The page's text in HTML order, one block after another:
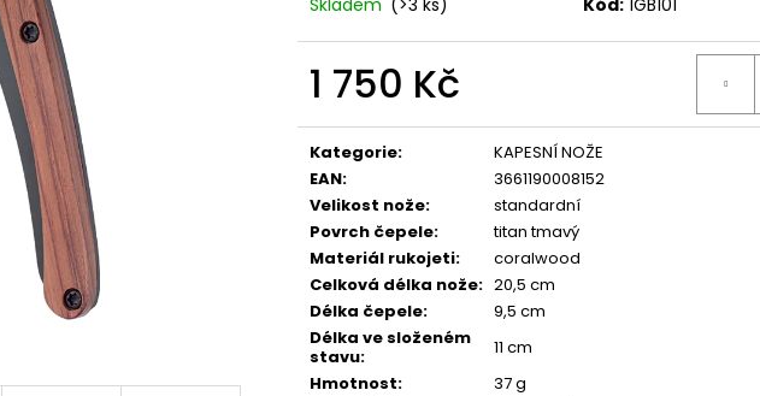
1 750 Kč
cena:
Kategorie:
KAPESNÍ NOŽE
EAN:
3661190008152
Velikost nože:
standardní
Povrch čepele:
titan tmavý
Materiál rukojeti:
coralwood
Celková délka nože: 20,5 cm
Délka čepele:
9,5 cm
Délka ve složeném
stavu:
11 cm
Hmotnost:
37 g
1 295 Kč
1 295 Kč